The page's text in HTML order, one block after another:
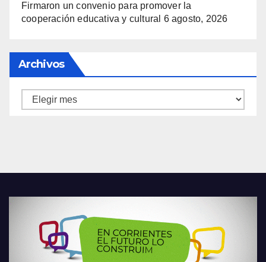
Firmaron un convenio para promover la
cooperación educativa y cultural 6 agosto, 2026
Archivos
Archivos